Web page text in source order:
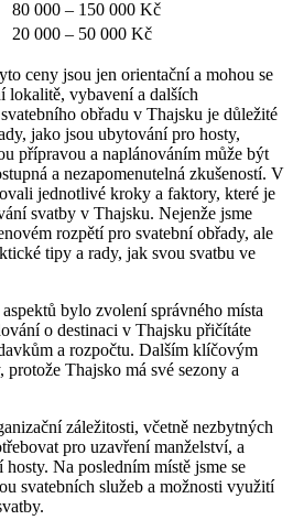
80 000 – 150 000 Kč
20 000 – 50 000 Kč
ceny jsou jen orientační a mohou se
lokalitě, vybavení a dalších
obřadu v Thajsku je důležité
jako jsou ubytování pro hosty,
přípravou a naplánováním může být
a nezapomenutelná zkušeností. V
jednotlivé kroky a faktory, které je
svatby v Thajsku. Nejenže jsme
rozpětí pro svatební obřady, ale
tipy a rady, jak svou svatbu ve
bylo zvolení správného místa
o destinaci v Thajsku přičítáte
a rozpočtu. Dalším klíčovým
protože Thajsko má své sezony a
záležitosti, včetně nezbytných
pro uzavření manželství, a
Na posledním místě jsme se
svatebních služeb a možnosti využití